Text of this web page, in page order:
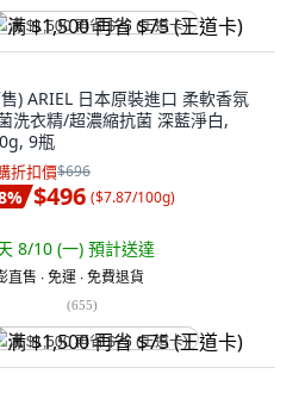
满 $1,500 再省 $75 (王道卡)
) ARIEL 日本原裝進口 柔軟香氛
洗衣精/超濃縮抗菌 深藍淨白,
9瓶
折扣價$696
% $496 ($7.87/100g)
8/10 (一) 預計送達
直售 ∙ 免運 ∙ 免費退貨
(655)
满 $1,500 再省 $75 (王道卡)